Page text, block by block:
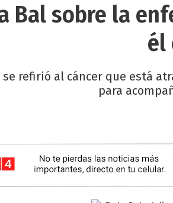
Bal sobre la
él
se refirió al cáncer que está
para